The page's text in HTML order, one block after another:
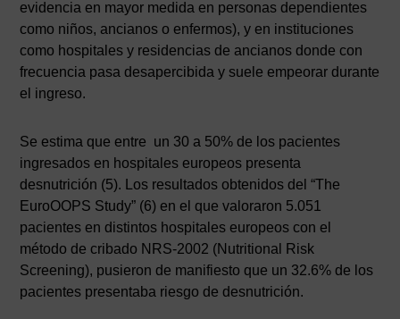
evidencia en mayor medida en personas dependientes
como niños, ancianos o enfermos), y en instituciones
como hospitales y residencias de ancianos donde con
frecuencia pasa desapercibida y suele empeorar durante
el ingreso.
Se estima que entre un 30 a 50% de los pacientes
ingresados en hospitales europeos presenta
desnutrición (5). Los resultados obtenidos del “The
EuroOOPS Study” (6) en el que valoraron 5.051
pacientes en distintos hospitales europeos con el
método de cribado NRS-2002 (Nutritional Risk
Screening), pusieron de manifiesto que un 32.6% de los
pacientes presentaba riesgo de desnutrición.